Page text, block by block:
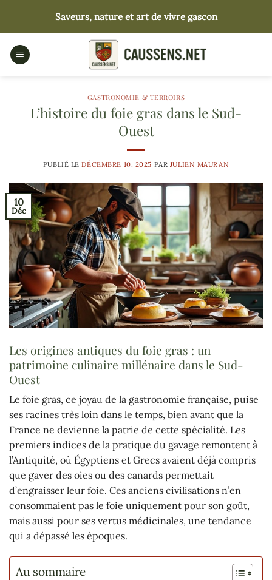
contenu
Saveurs, nature et art de vivre gascon
GASTRONOMIE & TERROIRS
L’histoire du foie gras dans le Sud-
Ouest
PUBLIÉ LEDÉCEMBRE 10, 2025 PAR JULIEN MAURAN
10
Déc
Les origines antiques du foie gras : un
patrimoine culinaire millénaire dans le Sud-
Ouest
Le foie gras, ce joyau de la gastronomie française, puise
ses racines très loin dans le temps, bien avant que la
France ne devienne la patrie de cette spécialité. Les
premiers indices de la pratique du gavage remontent à
l’Antiquité, où Égyptiens et Grecs avaient déjà compris
que gaver des oies ou des canards permettait
d’engraisser leur foie. Ces anciens civilisations n’en
consommaient pas le foie uniquement pour son goût,
mais aussi pour ses vertus médicinales, une tendance
qui a dépassé les époques.
Au sommaire